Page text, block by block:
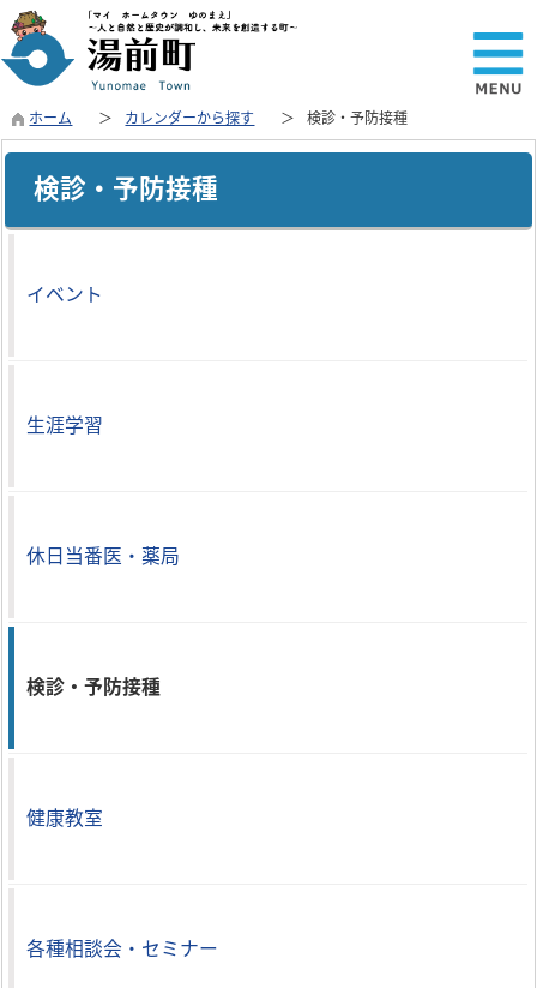
ホーム カレンダーから探す 検診・予防接種
検診・予防接種
イベント
生涯学習
休日当番医・薬局
検診・予防接種
健康教室
各種相談会・セミナー